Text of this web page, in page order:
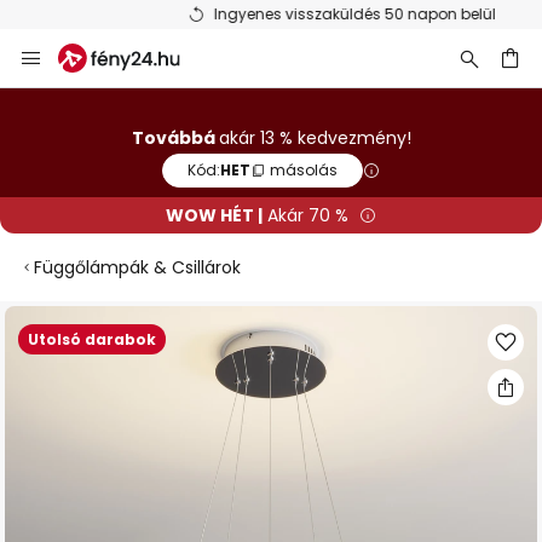
Ingyenes visszaküldés 50 napon belül
Ugrás
a
Továbbáakár 13 % kedvezmény!
Kód:HET másolás
WOW HÉT | Akár 70 %
Függőlámpák & Csillárok
Utolsó darabok
Ugrás